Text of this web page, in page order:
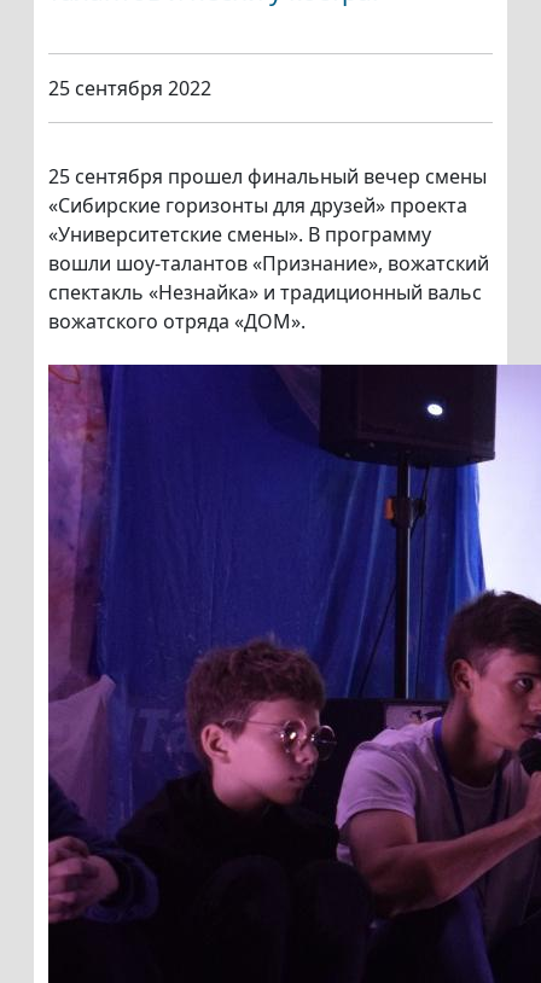
25 сентября 2022
25 сентября прошел финальный вечер смены
«Сибирские горизонты для друзей» проекта
«Университетские смены». В программу
вошли шоу-талантов «Признание», вожатский
спектакль «Незнайка» и традиционный вальс
вожатского отряда «ДОМ».